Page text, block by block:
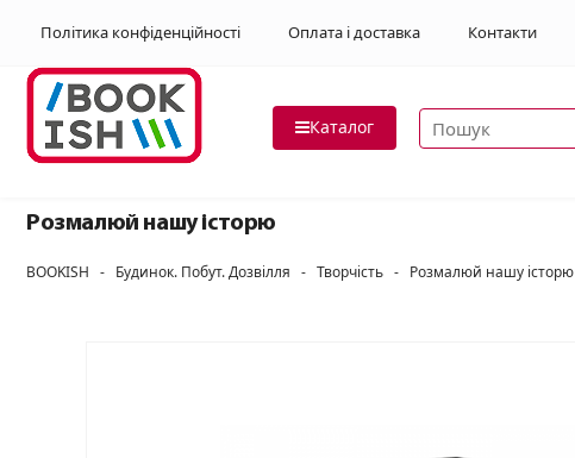
Політика конфіденційності Оплата і доставка Контакти
Каталог Пошук товарів
Розмалюй нашу історю
BOOKISH - Будинок. Побут. Дозвілля - Творчість - Розмалюй нашу історю